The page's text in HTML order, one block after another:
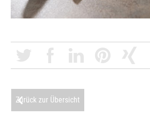
Zurück zur Übersicht